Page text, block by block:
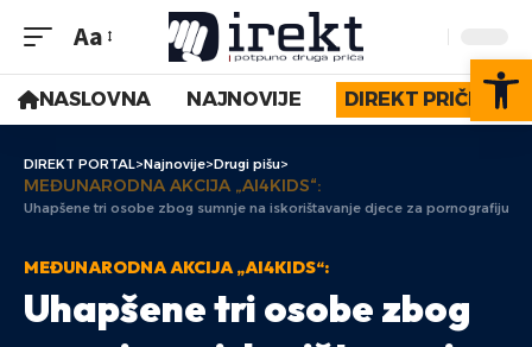
Aa
NASLOVNA NAJNOVIJE DIREKT PRIČE
DIREKT PORTAL>Najnovije>Drugi pišu>
MEĐUNARODNA AKCIJA „AI4KIDS“:
Uhapšene tri osobe zbog sumnje na iskorištavanje djece za pornografiju
MEĐUNARODNA AKCIJA „AI4KIDS“:
Uhapšene tri osobe zbog